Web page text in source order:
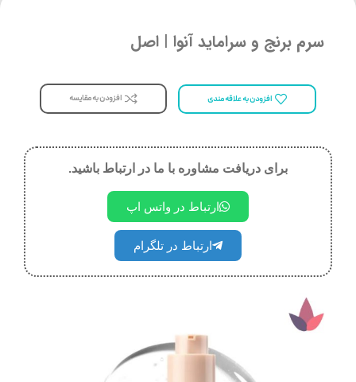
سرم برنج و سراماید آنوا | اصل
افزودن به علاقه مندی افزودن به مقایسه
برای دریافت مشاوره با ما در ارتباط باشید.
ارتباط در واتس اپ
ارتباط در تلگرام